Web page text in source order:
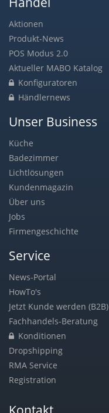
Aktionen
Produkt-News
POS Modus 2.0
Aktueller MABO Katalog
Konfiguratoren
Händlernews
Unser Business
Küche
Badezimmer
Lichtlösungen
Kundenmagazin
Über uns
Jobs
Firmengeschichte
Service
News-Portal
HowTo's
Jetzt Kunde werden (B2B)
Fachhandels-Beratung
Konditionen
Dropshipping
RMA Service
Registration